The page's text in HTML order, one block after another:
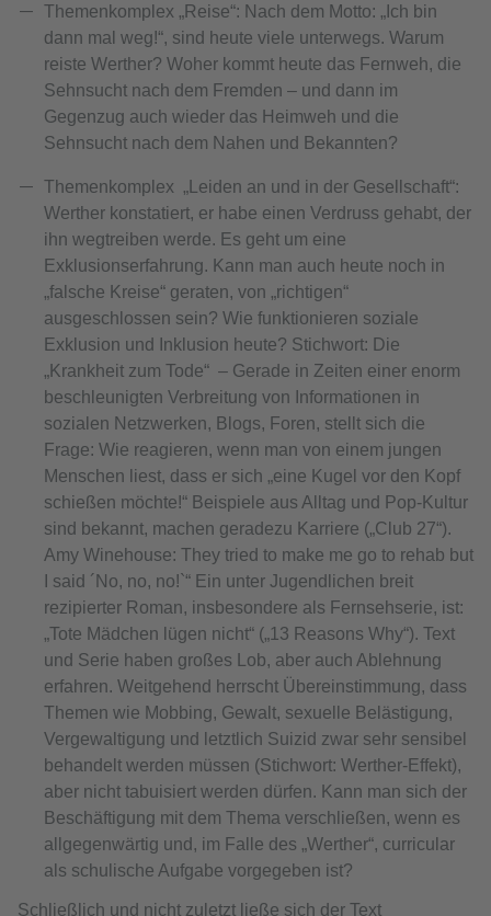
Themenkomplex „Reise“: Nach dem Motto: „Ich bin
dann mal weg!“, sind heute viele unterwegs. Warum
reiste Werther? Woher kommt heute das Fernweh, die
Sehnsucht nach dem Fremden – und dann im
Gegenzug auch wieder das Heimweh und die
Sehnsucht nach dem Nahen und Bekannten?
Themenkomplex „Leiden an und in der Gesellschaft“:
Werther konstatiert, er habe einen Verdruss gehabt, der
ihn wegtreiben werde. Es geht um eine
Exklusionserfahrung. Kann man auch heute noch in
„falsche Kreise“ geraten, von „richtigen“
ausgeschlossen sein? Wie funktionieren soziale
Exklusion und Inklusion heute? Stichwort: Die
„Krankheit zum Tode“ – Gerade in Zeiten einer enorm
beschleunigten Verbreitung von Informationen in
sozialen Netzwerken, Blogs, Foren, stellt sich die
Frage: Wie reagieren, wenn man von einem jungen
Menschen liest, dass er sich „eine Kugel vor den Kopf
schießen möchte!“ Beispiele aus Alltag und Pop-Kultur
sind bekannt, machen geradezu Karriere („Club 27“).
Amy Winehouse: They tried to make me go to rehab but
I said ´No, no, no!`“ Ein unter Jugendlichen breit
rezipierter Roman, insbesondere als Fernsehserie, ist:
„Tote Mädchen lügen nicht“ („13 Reasons Why“). Text
und Serie haben großes Lob, aber auch Ablehnung
erfahren. Weitgehend herrscht Übereinstimmung, dass
Themen wie Mobbing, Gewalt, sexuelle Belästigung,
Vergewaltigung und letztlich Suizid zwar sehr sensibel
behandelt werden müssen (Stichwort: Werther-Effekt),
aber nicht tabuisiert werden dürfen. Kann man sich der
Beschäftigung mit dem Thema verschließen, wenn es
allgegenwärtig und, im Falle des „Werther“, curricular
als schulische Aufgabe vorgegeben ist?
Schließlich und nicht zuletzt ließe sich der Text